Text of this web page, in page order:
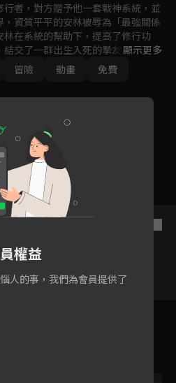
者，對方贈予他一套戰神系統，並
資質平平的安林被辱為「最強關係
在系統的幫助下，提高了修行功
交了一群出生入死的摯友，踏上了
顯示更多
冒險 動畫
免費
權益
人的事，我們為會員提供了